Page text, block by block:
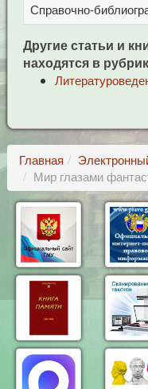
Справочно-
Другие статьи и
находятся в
Главная
Мир глазами